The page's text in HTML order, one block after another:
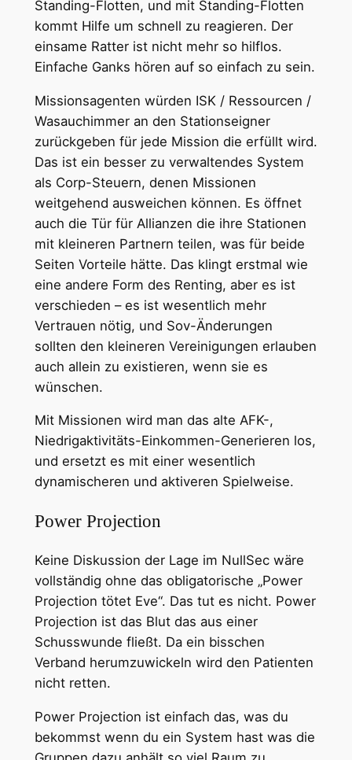
Standing-Flotten, und mit Standing-Flotten
kommt Hilfe um schnell zu reagieren. Der
einsame Ratter ist nicht mehr so hilflos.
Einfache Ganks hören auf so einfach zu sein.
Missionsagenten würden ISK / Ressourcen /
Wasauchimmer an den Stationseigner
zurückgeben für jede Mission die erfüllt wird.
Das ist ein besser zu verwaltendes System
als Corp-Steuern, denen Missionen
weitgehend ausweichen können. Es öffnet
auch die Tür für Allianzen die ihre Stationen
mit kleineren Partnern teilen, was für beide
Seiten Vorteile hätte. Das klingt erstmal wie
eine andere Form des Renting, aber es ist
verschieden – es ist wesentlich mehr
Vertrauen nötig, und Sov-Änderungen
sollten den kleineren Vereinigungen erlauben
auch allein zu existieren, wenn sie es
wünschen.
Mit Missionen wird man das alte AFK-,
Niedrigaktivitäts-Einkommen-Generieren los,
und ersetzt es mit einer wesentlich
dynamischeren und aktiveren Spielweise.
Power Projection
Keine Diskussion der Lage im NullSec wäre
vollständig ohne das obligatorische „Power
Projection tötet Eve“. Das tut es nicht. Power
Projection ist das Blut das aus einer
Schusswunde fließt. Da ein bisschen
Verband herumzuwickeln wird den Patienten
nicht retten.
Power Projection ist einfach das, was du
bekommst wenn du ein System hast was die